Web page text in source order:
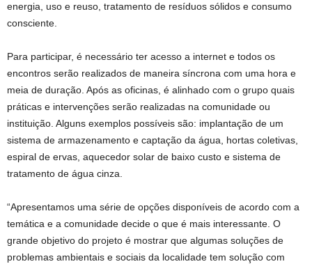
energia, uso e reuso, tratamento de resíduos sólidos e consumo
consciente.
Para participar, é necessário ter acesso a internet e todos os
encontros serão realizados de maneira síncrona com uma hora e
meia de duração. Após as oficinas, é alinhado com o grupo quais
práticas e intervenções serão realizadas na comunidade ou
instituição. Alguns exemplos possíveis são: implantação de um
sistema de armazenamento e captação da água, hortas coletivas,
espiral de ervas, aquecedor solar de baixo custo e sistema de
tratamento de água cinza.
“Apresentamos uma série de opções disponíveis de acordo com a
temática e a comunidade decide o que é mais interessante. O
grande objetivo do projeto é mostrar que algumas soluções de
problemas ambientais e sociais da localidade tem solução com